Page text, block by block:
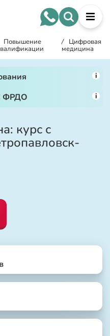
Повышение / Цифровая
медицина
i
ФРДО i
курс с